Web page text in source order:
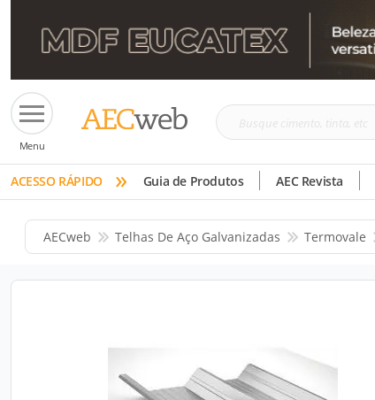
Menu
Busque
tinta,
etc
ACESSO RÁPIDO » Guia de Produtos AEC Revista
AECweb Telhas De Aço Galvanizadas Termovale